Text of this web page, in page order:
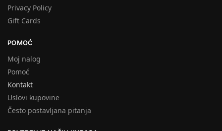
Privacy Policy
Gift Cards
POMOĆ
Moj nalog
Pomoć
Kontakt
Uslovi kupovine
Često postavljana pitanja